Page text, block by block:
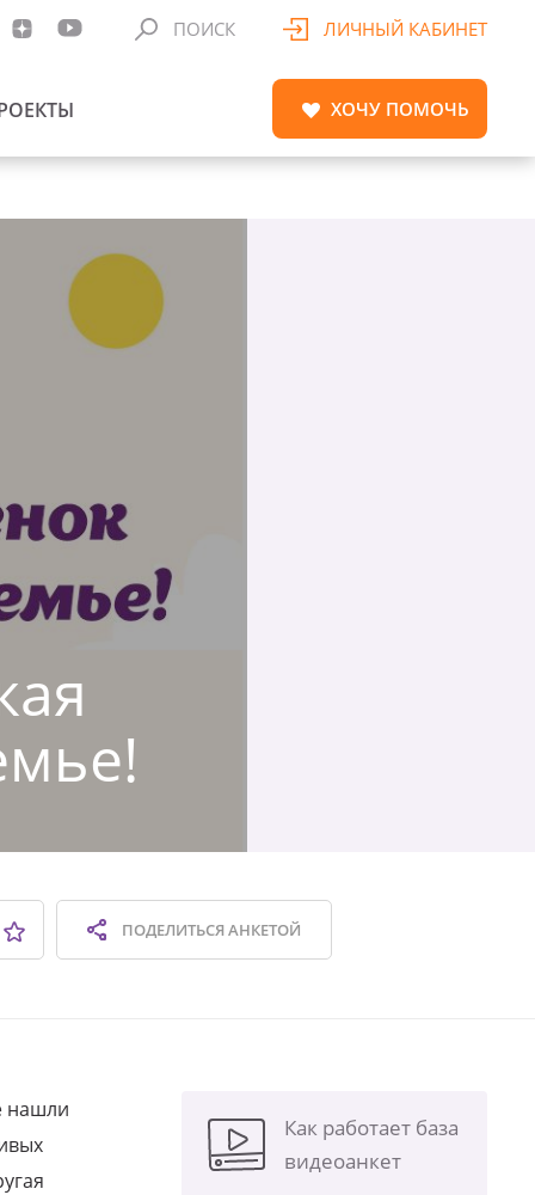
ПОИСК ЛИЧНЫЙ КАБИНЕТ
ХОЧУ ПОМОЧЬ
ПОДЕЛИТЬСЯАНКЕТОЙ
нашли
Как работает база
видеоанкет